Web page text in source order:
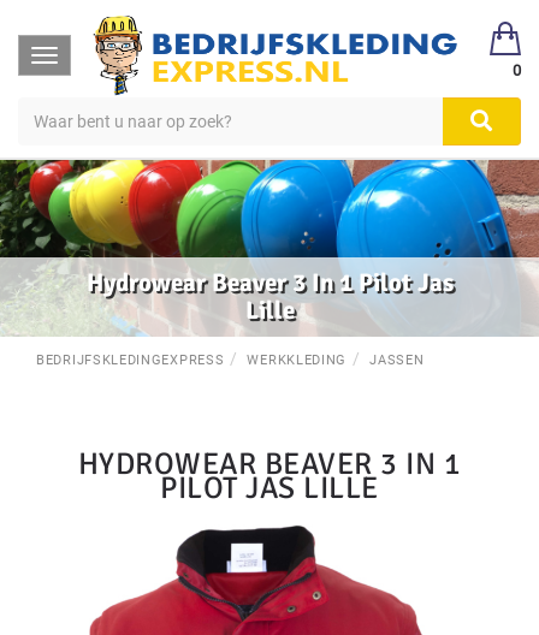
Toggle
navigation
0
Hydrowear Beaver 3 In 1 Pilot Jas
Lille
BEDRIJFSKLEDINGEXPRESS WERKKLEDING JASSEN
HYDROWEAR BEAVER 3 IN 1
PILOT JAS LILLE